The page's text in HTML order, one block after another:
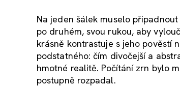
Na jeden šálek muselo
po druhém, svou rukou, aby
krásně kontrastuje s jeho pověstí
podstatného: čím divočejší a
hmotné realitě. Počítání zrn bylo
postupně rozpadal.